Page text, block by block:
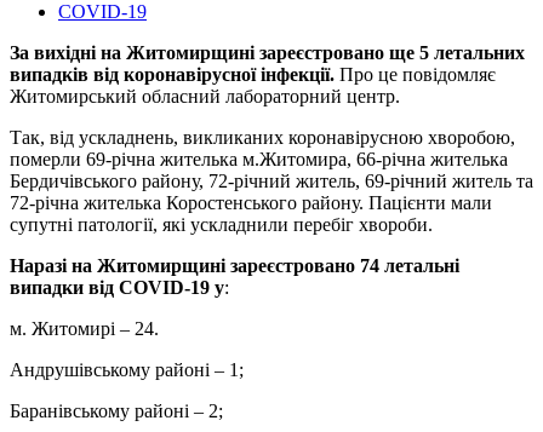
COVID-19
За вихідні на Житомирщині зареєстровано ще 5 летальних
випадків від коронавірусної інфекції. Про це повідомляє
Житомирський обласний лабораторний центр.
Так, від ускладнень, викликаних коронавірусною хворобою,
померли 69-річна жителька м.Житомира, 66-річна жителька
Бердичівського району, 72-річний житель, 69-річний житель та
72-річна жителька Коростенського району. Пацієнти мали
супутні патології, які ускладнили перебіг хвороби.
Наразі на Житомирщині зареєстровано 74 летальні
випадки від COVID-19 у:
м. Житомирі – 24.
Андрушівському районі – 1;
Баранівському районі – 2;